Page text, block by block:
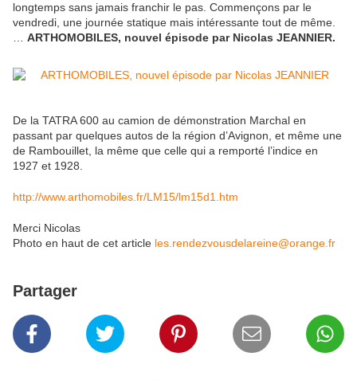
longtemps sans jamais franchir le pas. Commençons par le
vendredi, une journée statique mais intéressante tout de même.
ARTHOMOBILES, nouvel épisode par Nicolas JEANNIER.
De la TATRA 600 au camion de démonstration Marchal en
passant par quelques autos de la région d’Avignon, et même une
de Rambouillet, la même que celle qui a remporté l’indice en
1927 et 1928.
http://www.arthomobiles.fr/LM15/lm15d1.htm
Merci Nicolas
Photo en haut de cet article les.rendezvousdelareine@orange.fr
Partager